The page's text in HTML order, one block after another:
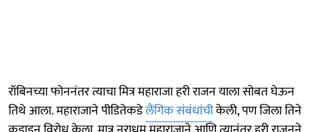
रॉबिनच्या फोननंतर त्याचा मित्र महाराजा हरी राजन याला सोबत घेऊन
तिथे आला. महाराजाने पीडितेकडेलैंगिक संबंधांचीकेली, पण जिला तिने